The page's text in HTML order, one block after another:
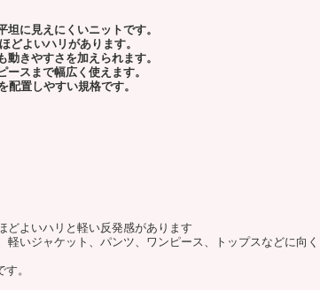
坦に見えにくいニットです。
どよいハリがあります。
動きやすさを加えられます。
ースまで幅広く使えます。
配置しやすい規格です。
どよいハリと軽い反発感があります
いジャケット、パンツ、ワンピース、トップスなどに向く
。